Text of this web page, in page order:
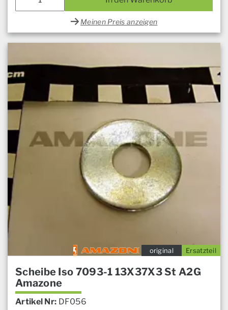
Meinen Preis anzeigen
Ersatzteil
original
Scheibe Iso 7093-1 13X37X3 St A2G
Amazone
Artikel Nr: DF056